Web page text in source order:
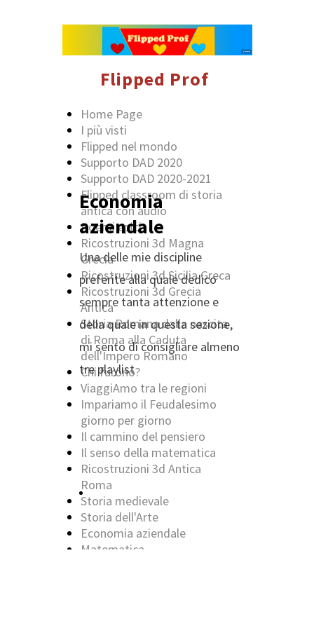
Economia
aziendale
Una delle mie discipline
preferite alla quale dedico
sempre tanta attenzione e
della quale in questa sezione,
mi sento di consigliare almeno
tre playlist
Flipped Prof
Home Page
I più visti
Flipped nel mondo
Supporto DAD 2020
Supporto DAD 2020-2021
Flipped classroom di storia
antica con audio
Poemi epici
Ricostruzioni 3d Magna
Grecia
Ricostruzioni 3d Sicilia Greca
Ricostruzioni 3d Grecia
Antica
Storia Romana dalla nascita
di Roma alla Caduta
dell'Impero Romano
Chi furono?
ViaggiAmo tra le regioni
Impariamo il Feudalesimo
giorno per giorno
Il cammino del pensiero
Il senso della matematica
Ricostruzioni 3d Antica
Roma
Storia medievale
Storia dell'Arte
Economia aziendale
Matematica
Guarda la Playlist Economia aziendale,